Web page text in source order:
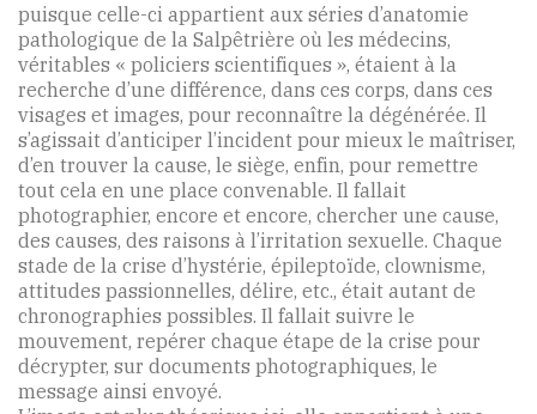
puisque celle-ci appartient aux séries d’anatomie
pathologique de la Salpêtrière où les médecins,
véritables « policiers scientifiques », étaient à la
recherche d’une différence, dans ces corps, dans ces
visages et images, pour reconnaître la dégénérée. Il
s’agissait d’anticiper l’incident pour mieux le maîtriser,
d’en trouver la cause, le siège, enfin, pour remettre
tout cela en une place convenable. Il fallait
photographier, encore et encore, chercher une cause,
des causes, des raisons à l’irritation sexuelle. Chaque
stade de la crise d’hystérie, épileptoïde, clownisme,
attitudes passionnelles, délire, etc., était autant de
chronographies possibles. Il fallait suivre le
mouvement, repérer chaque étape de la crise pour
décrypter, sur documents photographiques, le
message ainsi envoyé.